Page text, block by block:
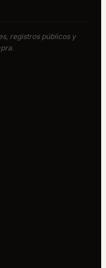
registros públicos y